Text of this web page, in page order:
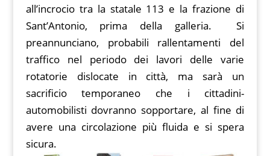
all’incrocio tra la statale 113 e la frazione di
Sant’Antonio, prima della galleria. Si
preannunciano, probabili rallentamenti del
traffico nel periodo dei lavori delle varie
rotatorie dislocate in città, ma sarà un
sacrificio temporaneo che i cittadini-
automobilisti dovranno sopportare, al fine di
avere una circolazione più fluida e si spera
sicura.